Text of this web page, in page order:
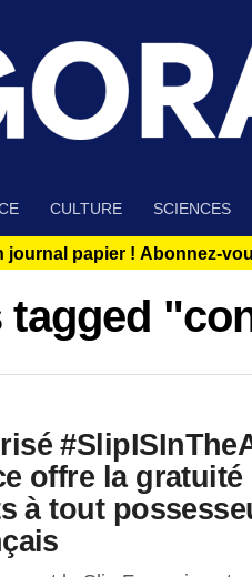
CULTURE SCIENCES
journal papier ! Abonnez-
tagged
offre la gratuité
à tout